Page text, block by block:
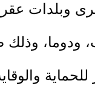
وبلدات
ودوما،